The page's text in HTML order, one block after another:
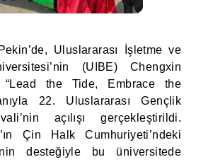
Uluslararası İşletme ve
(UIBE) Chengxin
“Lead the Tide, Embrace the
22. Uluslararası Gençlik
açılışı gerçekleştirildi.
Çin Halk Cumhuriyeti’ndeki
desteğiyle bu üniversitede